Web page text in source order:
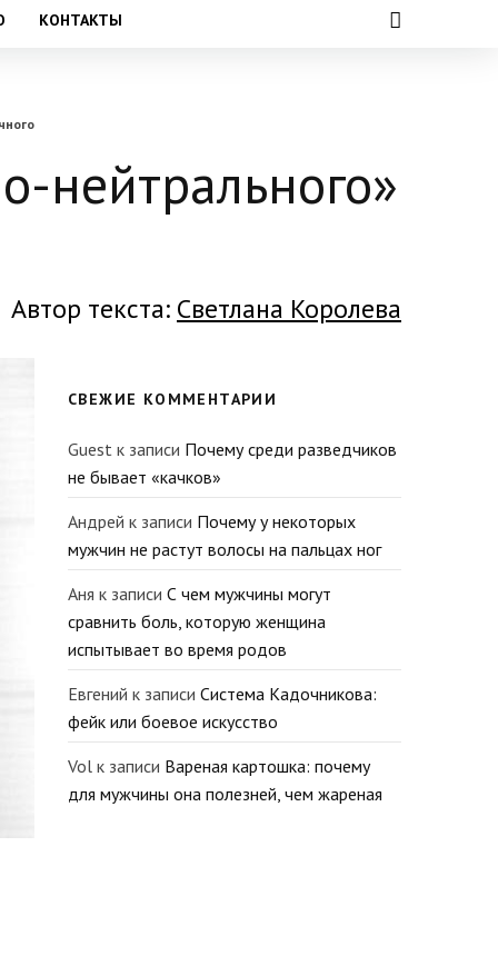
КОНТАКТЫ
нейтрального»
Автор текста: Светлана Королева
СВЕЖИЕ КОММЕНТАРИИ
Guest к записи Почему среди разведчиков
не бывает «качков»
Андрей к записи Почему у некоторых
мужчин не растут волосы на пальцах ног
Аня к записи С чем мужчины могут
сравнить боль, которую женщина
испытывает во время родов
Евгений к записи Система Кадочникова:
фейк или боевое искусство
Vol к записи Вареная картошка: почему
для мужчины она полезней, чем жареная